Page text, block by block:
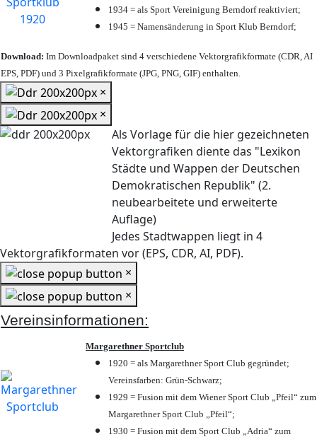
1934 = als Sport Vereinigung Berndorf reaktiviert;
1945 = Namensänderung in Sport Klub Berndorf;
Download: Im Downloadpaket sind 4 verschiedene Vektorgrafikformate (CDR, AI
EPS, PDF) und 3 Pixelgrafikformate (JPG, PNG, GIF) enthalten.
×
×
Als Vorlage für die hier gezeichneten
Vektorgrafiken diente das "Lexikon
Städte und Wappen der Deutschen
Demokratischen Republik" (2.
neubearbeitete und erweiterte
Auflage)
Jedes Stadtwappen liegt in 4
Vektorgrafikformaten vor (EPS, CDR, AI, PDF).
×
×
Vereinsinformationen:
Margarethner Sportclub
1920 = als Margarethner Sport Club gegründet;
Vereinsfarben: Grün-Schwarz;
1929 = Fusion mit dem Wiener Sport Club „Pfeil“ zum
Margarethner Sport Club „Pfeil“;
1930 = Fusion mit dem Sport Club „Adria“ zum